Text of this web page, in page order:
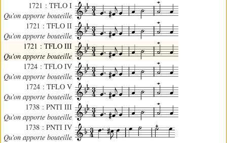
1721 : TFLO I
Qu'on apporte bouteille
1721 : TFLO II
Qu'on apporte bouteille
1721 : TFLO III
Qu'on apporte bouteille
1724 : TFLO IV
Qu'on apporte bouteille
1724 : TFLO V
Qu'on apporte bouteille
1738 : PNTI III
Qu'on apporte bouteille
1738 : PNTI IV
Qu'on apporte bouteille